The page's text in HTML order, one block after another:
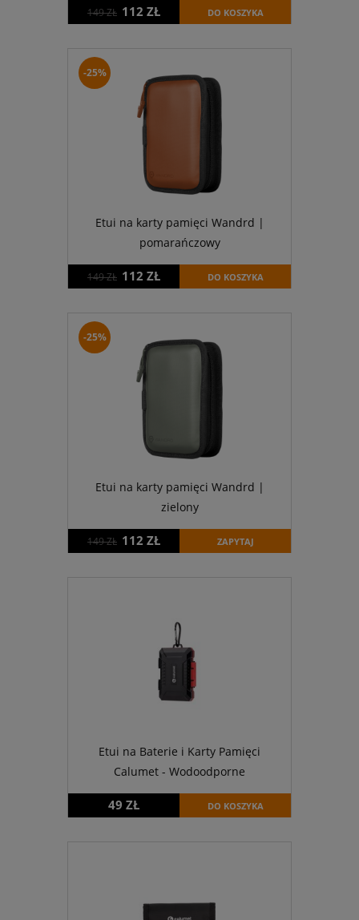
149 ZŁ 112 ZŁ DO KOSZYKA
Etui na karty pamięci Wandrd |
pomarańczowy
149 ZŁ 112 ZŁ DO KOSZYKA
-25%
Etui na karty pamięci Wandrd |
zielony
149 ZŁ 112 ZŁ ZAPYTAJ
-25%
Etui na Baterie i Karty Pamięci
Calumet - Wodoodporne
49 ZŁ DO KOSZYKA